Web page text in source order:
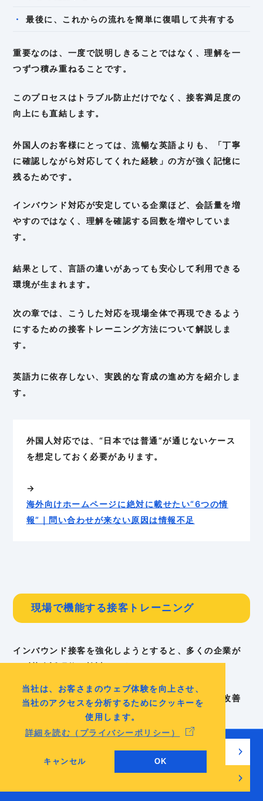
当社は、お客さまのウェブ体験を向上させ、
当社のアクセスを分析するためにクッキーを
使用します。
詳細を読む（プライバシーポリシー）
キャンセル OK
最後に、これからの流れを簡単に復唱して共有する
重要なのは、一度で説明しきることではなく、理解を一
つずつ積み重ねることです。
このプロセスはトラブル防止だけでなく、接客満足度の
向上にも直結します。
外国人のお客様にとっては、流暢な英語よりも、「丁寧
に確認しながら対応してくれた経験」の方が強く記憶に
残るためです。
インバウンド対応が安定している企業ほど、会話量を増
やすのではなく、理解を確認する回数を増やしていま
す。
結果として、言語の違いがあっても安心して利用できる
環境が生まれます。
次の章では、こうした対応を現場全体で再現できるよう
にするための接客トレーニング方法について解説しま
す。
英語力に依存しない、実践的な育成の進め方を紹介しま
す。
外国人対応では、“日本では普通”が通じないケース
を想定しておく必要があります。
→
海外向けホームページに絶対に載せたい“6つの情
報”｜問い合わせが来ない原因は情報不足
現場で機能する接客トレーニング
インバウンド接客を強化しようとすると、多くの企業が
まず英会話研修を検討します。
しかし実際には、語学研修だけで現場対応が大きく改善
するケースは多くありません。
成立するためです。
無料でチェックリストを見る